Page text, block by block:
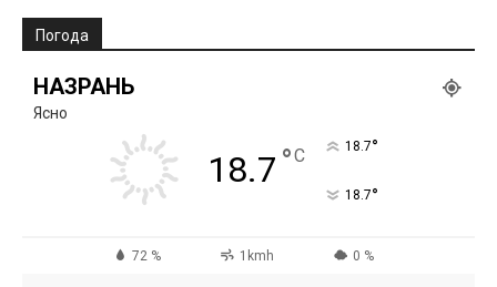
Погода
НАЗРАНЬ
Ясно
18.7 °C 18.7°
18.7°
72 % 1kmh 0 %